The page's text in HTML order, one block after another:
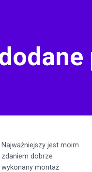
Najważniejszy jest moim
zdaniem dobrze
wykonany montaż